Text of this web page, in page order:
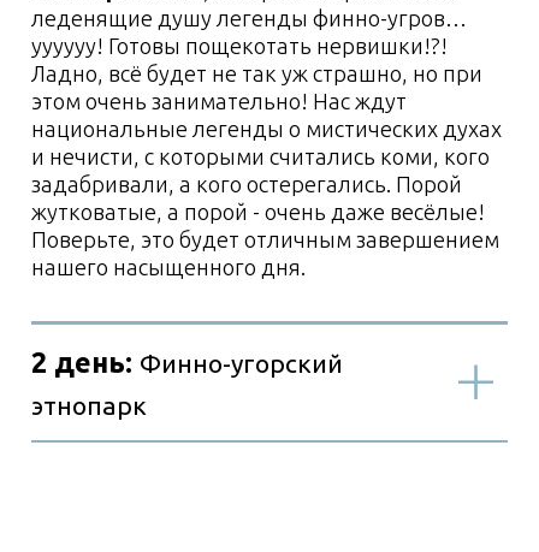
Входит в стоимость
Невходит в стоимость